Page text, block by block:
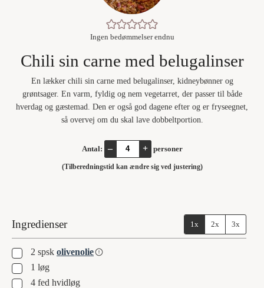
Ingen bedømmelser endnu
Chili sin carne med belugalinser
En lækker chili sin carne med belugalinser, kidneybønner og
grøntsager. En varm, fyldig og nem vegetarret, der passer til både
hverdag og gæstemad. Den er også god dagene efter og er fryseegnet,
så overvej om du skal lave dobbeltportion.
Antal: – + personer
(Tilberedningstid kan ændre sig ved justering)
Ingredienser 1x 2x 3x
▢
2 spsk olivenolie
▢1 løg
▢
4 fed hvidløg